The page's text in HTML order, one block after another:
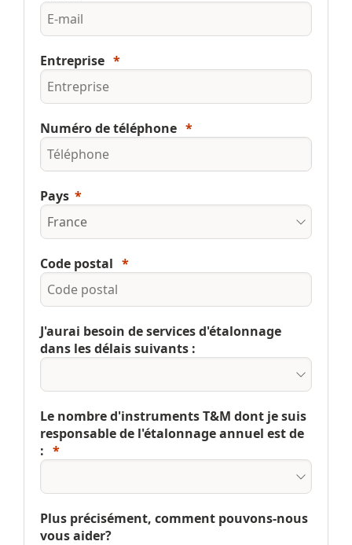
Entreprise
Numéro de téléphone
Pays
Code postal
J'aurai besoin de services d'étalonnage
dans les délais suivants :
Le nombre d'instruments T&M dont je suis
responsable de l'étalonnage annuel est de
:
Plus précisément, comment pouvons-nous
vous aider?